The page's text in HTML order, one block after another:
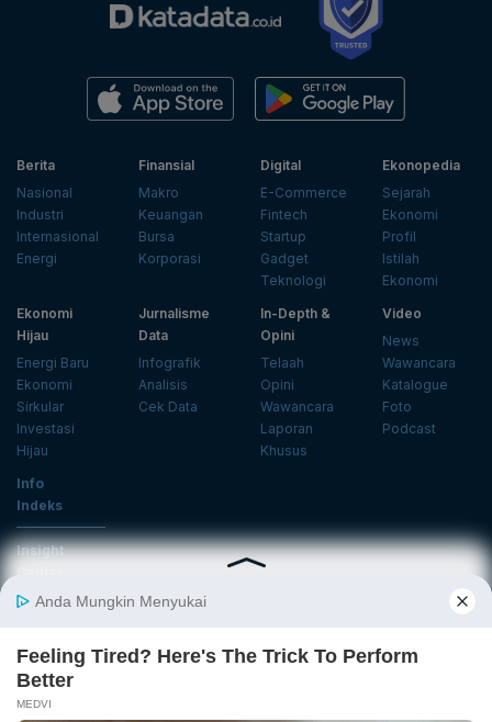
Berita
Nasional
Industri
Internasional
Energi
Finansial
Makro
Keuangan
Bursa
Korporasi
Digital
E-Commerce
Fintech
Startup
Gadget
Teknologi
Ekonopedia
Sejarah
Ekonomi
Profil
Istilah
Ekonomi
Ekonomi
Hijau
Energi Baru
Ekonomi
Sirkular
Investasi
Hijau
Jurnalisme
Data
Infografik
Analisis
Cek Data
In-Depth &
Opini
Telaah
Opini
Wawancara
Laporan
Khusus
Video
News
Wawancara
Katalogue
Foto
Podcast
Info
Indeks
Insight
Databoks
Langganan Newsletter